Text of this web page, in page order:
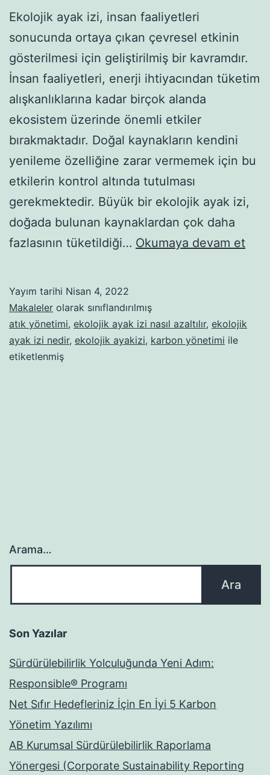
Ekolojik ayak izi, insan faaliyetleri
sonucunda ortaya çıkan çevresel etkinin
gösterilmesi için geliştirilmiş bir kavramdır.
İnsan faaliyetleri, enerji ihtiyacından tüketim
alışkanlıklarına kadar birçok alanda
ekosistem üzerinde önemli etkiler
bırakmaktadır. Doğal kaynakların kendini
yenileme özelliğine zarar vermemek için bu
etkilerin kontrol altında tutulması
gerekmektedir. Büyük bir ekolojik ayak izi,
doğada bulunan kaynaklardan çok daha
fazlasının tüketildiği… Okumaya devam et
İçin
Yayım tarihi Nisan 4, 2022
Makaleler olarak sınıflandırılmış
atık yönetimi, ekolojik ayak izi nasıl azaltılır, ekolojik
ayak izi nedir, ekolojik ayakizi, karbon yönetimi ile
etiketlenmiş
Arama…
Son Yazılar
Sürdürülebilirlik Yolculuğunda Yeni Adım:
Responsible® Programı
Net Sıfır Hedefleriniz İçin En İyi 5 Karbon
Yönetim Yazılımı
AB Kurumsal Sürdürülebilirlik Raporlama
Yönergesi (Corporate Sustainability Reporting